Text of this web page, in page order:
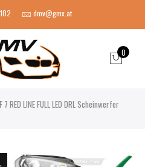
dmv@gmx.at
0
7 RED LINE FULL LED DRL Scheinwerfer